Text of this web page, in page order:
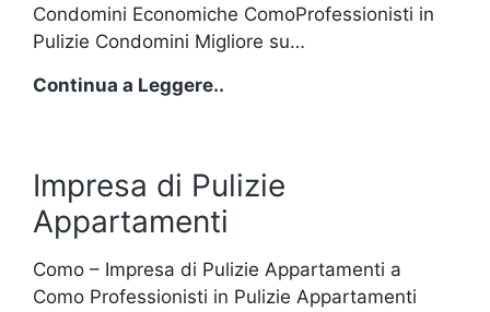
Condomini Economiche ComoProfessionisti in
Pulizie Condomini Migliore su…
Continua a Leggere..
Impresa di Pulizie
Appartamenti
Como – Impresa di Pulizie Appartamenti a
Como Professionisti in Pulizie Appartamenti